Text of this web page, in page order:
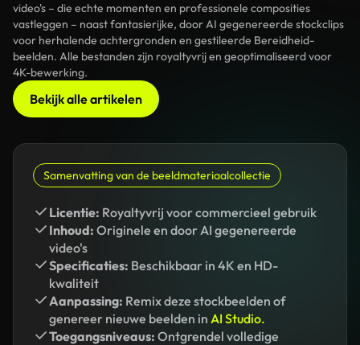
video's – die echte momenten en professionele composities
vastleggen – naast fantasierijke, door AI gegenereerde stockclips
voor herhalende achtergronden en gestileerde Bereidheid-
beelden. Alle bestanden zijn royaltyvrij en geoptimaliseerd voor
4K-bewerking.
Bekijk alle artikelen
Samenvatting van de beeldmateriaalcollectie
Licentie: Royaltyvrij voor commercieel gebruik
Inhoud: Originele en door AI gegenereerde
video's
Specificaties: Beschikbaar in 4K en HD-
kwaliteit
Aanpassing: Remix deze stockbeelden of
genereer nieuwe beelden in AI Studio.
Toegangsniveaus: Ontgrendel volledige